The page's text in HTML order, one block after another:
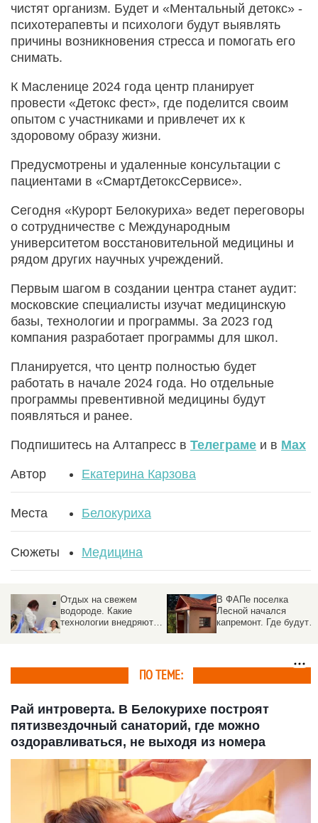
чистят организм. Будет и «Ментальный детокс» -
психотерапевты и психологи будут выявлять
причины возникновения стресса и помогать его
снимать.
К Масленице 2024 года центр планирует
провести «Детокс фест», где поделится своим
опытом с участниками и привлечет их к
здоровому образу жизни.
Предусмотрены и удаленные консультации с
пациентами в «СмартДетоксСервисе».
Сегодня «Курорт Белокуриха» ведет переговоры
о сотрудничестве с Международным
университетом восстановительной медицины и
рядом других научных учреждений.
Первым шагом в создании центра станет аудит:
московские специалисты изучат медицинскую
базы, технологии и программы. За 2023 год
компания разработает программы для школ.
Планируется, что центр полностью будет
работать в начале 2024 года. Но отдельные
программы превентивной медицины будут
появляться и ранее.
Подпишитесь на Алтапресс в Телеграме и в Max
Автор Екатерина Карзова
Места Белокуриха
Сюжеты Медицина
Отдых на свежем
водороде. Какие
технологии внедряют в
В ФАПе поселка
Лесной начался
капремонт. Где будут
ПО ТЕМЕ:
Рай интроверта. В Белокурихе построят
пятизвездочный санаторий, где можно
оздоравливаться, не выходя из номера